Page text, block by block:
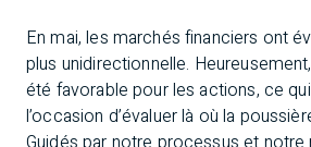
En mai, les marchés financiers ont
plus unidirectionnelle.
été favorable pour les actions, ce
l’occasion d’évaluer là où la